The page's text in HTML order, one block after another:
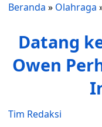
Beranda » Olahraga
Datang
Owen
Tim Redaksi